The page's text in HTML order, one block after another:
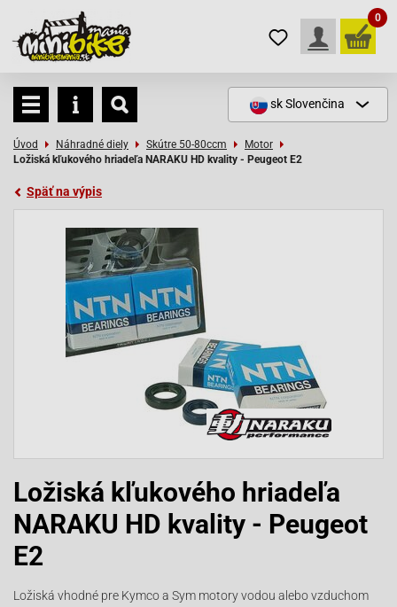
0
skSlovenčina
Úvod Náhradné diely Skútre 50-80ccm
Motor
Ložiská kľukového hriadeľa NARAKU HD kvality - Peugeot E2
Späť na výpis
Ložiská kľukového hriadeľa
NARAKU HD kvality - Peugeot
E2
Ložiská vhodné pre Kymco a Sym motory vodou alebo vzduchom